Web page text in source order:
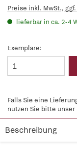
Preise inkl. MwSt.,
lieferbar in ca. 2-4
Exemplare:
Falls Sie eine
nutzen Sie bitte unser
Beschreibung